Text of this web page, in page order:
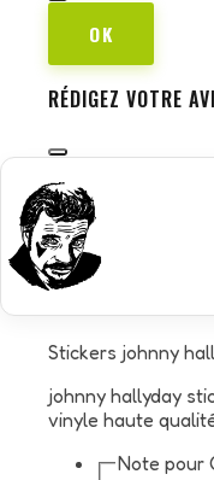
OK
RÉDIGEZ VOTRE
Stickers johnny
johnny hallyday
vinyle haute
Note pour